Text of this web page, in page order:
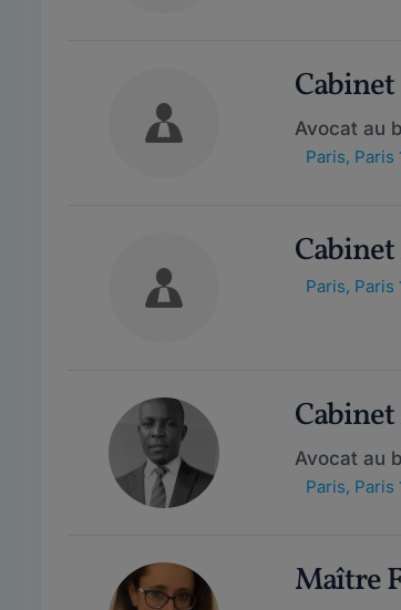
Cabinet
Avocat au
Paris, Paris
Paris, Paris
Avocat au
Paris, Paris
Maître